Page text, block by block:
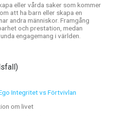
eller vårda saker som kommer
att ha barn eller skapa en
andra människor. Framgång
och prestation, medan
engagemang i världen.
Integritet vs Förtvivlan
om livet